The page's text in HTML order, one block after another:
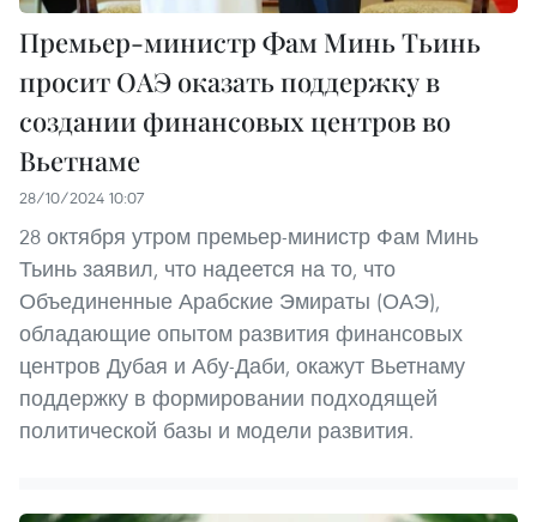
Премьер-министр Фам Минь Тьинь
просит ОАЭ оказать поддержку в
создании финансовых центров во
Вьетнаме
28/10/2024 10:07
28 октября утром премьер-министр Фам Минь
Тьинь заявил, что надеется на то, что
Объединенные Арабские Эмираты (ОАЭ),
обладающие опытом развития финансовых
центров Дубая и Абу-Даби, окажут Вьетнаму
поддержку в формировании подходящей
политической базы и модели развития.